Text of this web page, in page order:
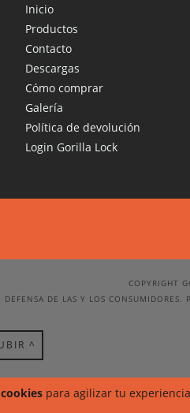
para agilizar tu
Inicio
Productos
Contacto
Descargas
Cómo comprar
Galería
Política de devolución
Login Gorilla Lock
COPYRIGHT
DEFENSA DE LAS Y LOS CONSUMIDORES.
^